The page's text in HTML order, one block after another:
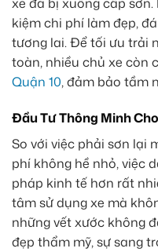
xe đã bị xuống cấp
kiệm chi phí làm đẹp,
tương lai. Để tối ưu trải
toàn, nhiều chủ xe còn
Quận 10, đảm bảo tầm
Đầu Tư Thông Minh
So với việc phải sơn lại
phí không hề nhỏ, việc
pháp kinh tế hơn rất
tâm sử dụng xe mà
những vết xước không
đẹp thẩm mỹ, sự sang